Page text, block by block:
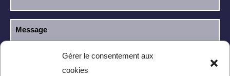
Gérer le consentement aux
cookies